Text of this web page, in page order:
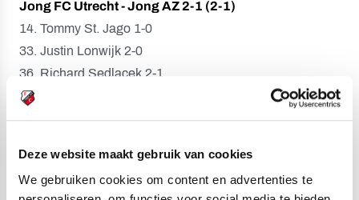
Deze website maakt gebruik van cookies
We gebruiken cookies om content en advertenties te
Jong FC Utrecht - Jong AZ 2-1 (2-1)
14. Tommy St. Jago 1-0
33. Justin Lonwijk 2-0
36. Richard Sedlacek 2-1
Gele kaarten:
Eros Maddy (Jong FC Utrecht), Henri